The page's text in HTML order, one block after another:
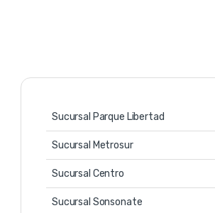
Sucursal Parque Libertad
Sucursal Metrosur
Sucursal Centro
Sucursal Sonsonate